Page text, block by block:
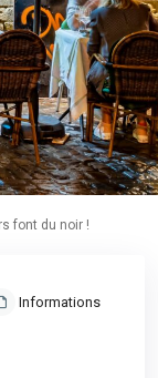
font du noir !
Informations